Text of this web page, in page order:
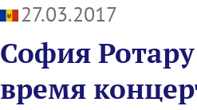
27.03.2017
София
время